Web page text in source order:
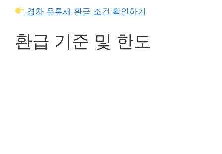
경차 유류세 환급 조건 확인하기
환급 기준 및 한도